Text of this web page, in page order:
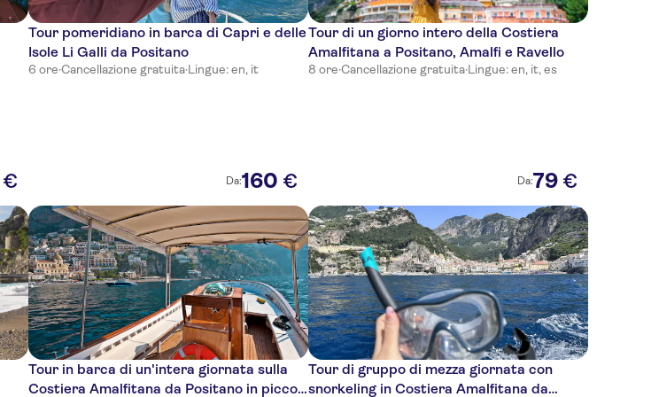
€
Tour pomeridiano in barca di Capri e delle
Isole Li Galli da Positano
6 ore·Cancellazione gratuita·Lingue: en, it
Da:160 €
Tour di un giorno intero della Costiera
Amalfitana a Positano, Amalfi e Ravello
8 ore·Cancellazione gratuita·Lingue: en, it, es
Da:79 €
Tour in barca di un'intera giornata sulla
Costiera Amalfitana da Positano in piccoli
Tour di gruppo di mezza giornata con
snorkeling in Costiera Amalfitana da